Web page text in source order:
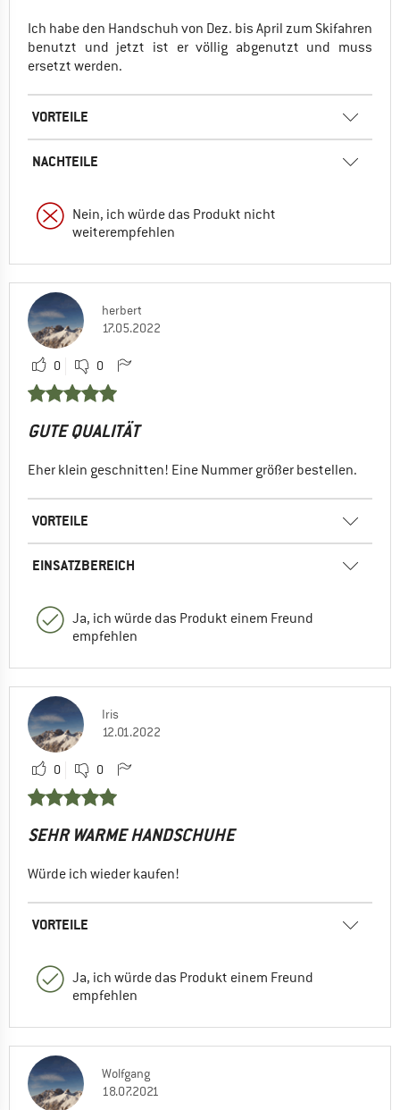
Ich habe den Handschuh von Dez. bis April zum Skifahren
benutzt und jetzt ist er völlig abgenutzt und muss
ersetzt werden.
VORTEILE
NACHTEILE
Nein, ich würde das Produkt nicht
weiterempfehlen
herbert
17.05.2022
0 0
GUTE QUALITÄT
Eher klein geschnitten! Eine Nummer größer bestellen.
VORTEILE
EINSATZBEREICH
Ja, ich würde das Produkt einem Freund
empfehlen
Iris
12.01.2022
0 0
SEHR WARME HANDSCHUHE
Würde ich wieder kaufen!
VORTEILE
Ja, ich würde das Produkt einem Freund
empfehlen
Wolfgang
18.07.2021